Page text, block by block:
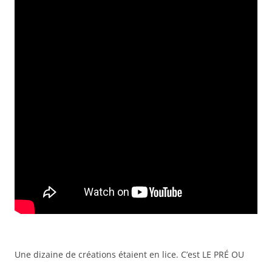
Une dizaine de créations étaient en lice. C’est LE PRÉ OU